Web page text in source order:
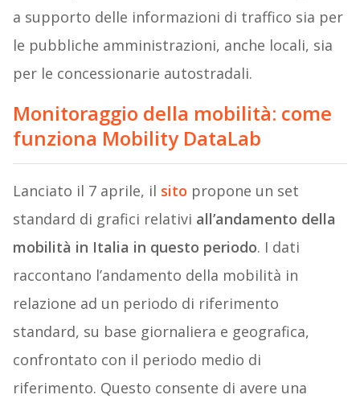
a supporto delle informazioni di traffico sia per
le pubbliche amministrazioni, anche locali, sia
per le concessionarie autostradali.
Monitoraggio della mobilità: come
funziona Mobility DataLab
Lanciato il 7 aprile, il sito propone un set
standard di grafici relativi all’andamento della
mobilità in Italia in questo periodo. I dati
raccontano l’andamento della mobilità in
relazione ad un periodo di riferimento
standard, su base giornaliera e geografica,
confrontato con il periodo medio di
riferimento. Questo consente di avere una